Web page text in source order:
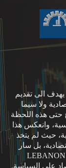
يهدف الى تقديم
ولا سيما
حتى هذه اللحظة
وانعكس هذا
حيث لم يتخذ
بل سار
والاقتصاد في التيار السياسي الجارف. لـ LEBANON